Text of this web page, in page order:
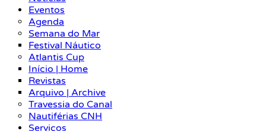
Eventos
Agenda
Semana do Mar
Festival Náutico
Atlantis Cup
Início | Home
Revistas
Arquivo | Archive
Travessia do Canal
Nautiférias CNH
Serviços